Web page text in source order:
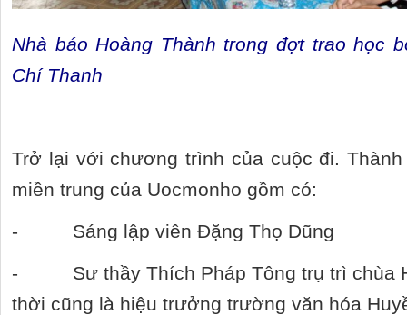
Nhà báo Hoàng Thành trong đợt trao học
Chí Thanh
Trở lại với chương trình của cuộc đi.
miền trung của Uocmonho gồm có:
- Sáng lập viên Đặng Thọ Dũng
- Sư thầy Thích Pháp Tông trụ trì chùa
thời cũng là hiệu trưởng trường văn hóa